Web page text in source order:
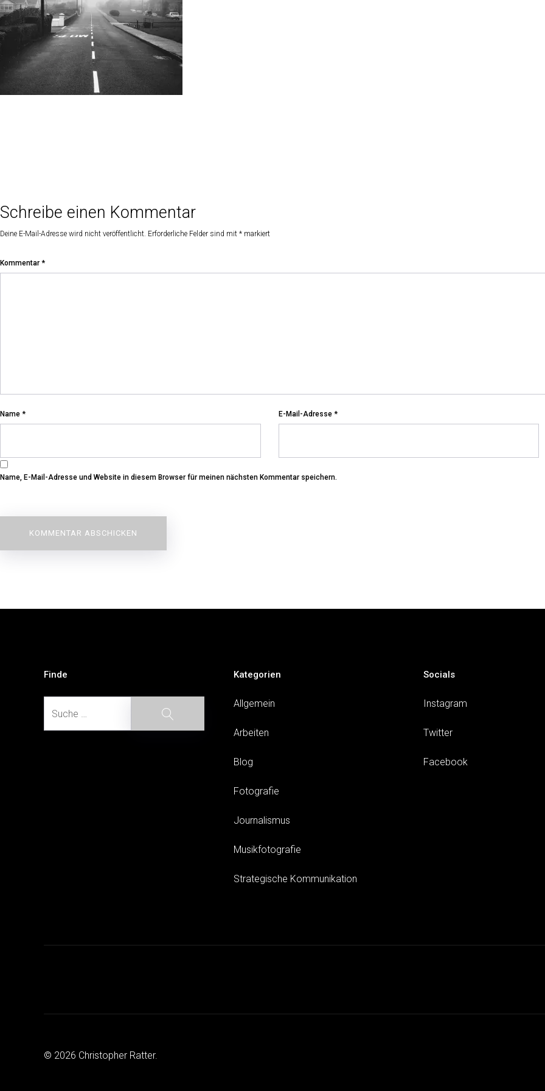
Schreibe einen Kommentar
Deine E-Mail-Adresse wird nicht veröffentlicht. Erforderliche Felder sind mit * markiert
Kommentar *
Name * E-Mail-Adresse *
Name, E-Mail-Adresse und Website in diesem Browser für meinen nächsten Kommentar speichern.
Finde
Suche
Kategorien
Allgemein
Arbeiten
Blog
Fotografie
Journalismus
Musikfotografie
Strategische Kommunikation
Socials
Instagram
Twitter
Facebook
© 2026 Christopher Ratter.